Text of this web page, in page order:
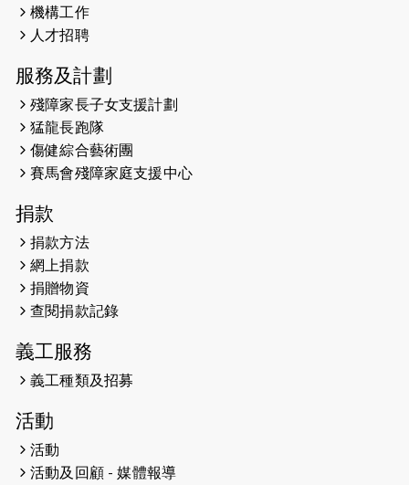
2026-05-21
2026-05-14
（19:00開始）
2026-05-07
開始）
2026-04-30
2026-04-25
2026-04-24
2026-04-23
2026-04-19
2026-04-16 猛龍長跑隊恆常練習 - 4月16日
機構工作
人才招聘
服務及計劃
殘障家長子女支援計劃
猛龍長跑隊
傷健綜合藝術團
賽馬會殘障家庭支援中心
捐款
捐款方法
網上捐款
捐贈物資
查閱捐款記錄
義工服務
義工種類及招募
活動
活動
活動及回顧 - 媒體報導